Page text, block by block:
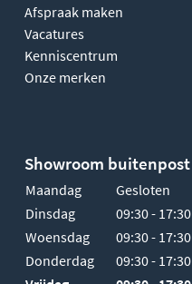
Afspraak maken
Vacatures
Kenniscentrum
Onze merken
Showroom buitenpost
Maandag
Gesloten
Dinsdag
09:30 - 17:30
Woensdag
09:30 - 17:30
Donderdag
09:30 - 17:30